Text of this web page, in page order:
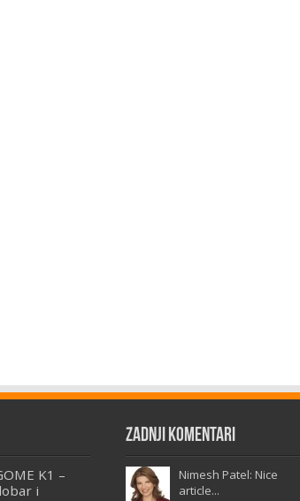
K1 –
i
Zadnji komentari
Nimesh Patel: Nice
article...